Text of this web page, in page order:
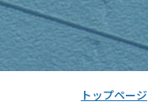
トップページ